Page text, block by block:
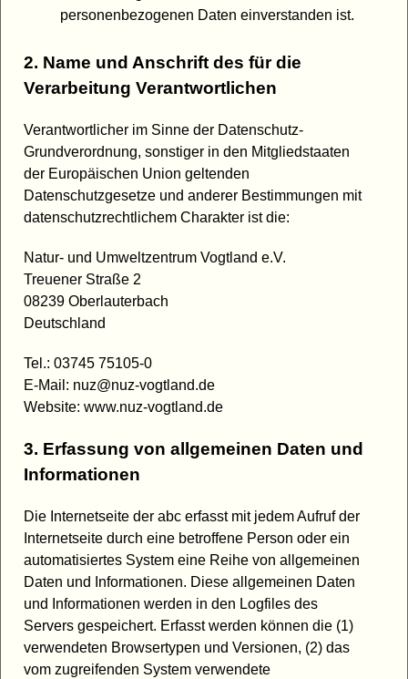
personenbezogenen Daten einverstanden ist.
2. Name und Anschrift des für die
Verarbeitung Verantwortlichen
Verantwortlicher im Sinne der Datenschutz-
Grundverordnung, sonstiger in den Mitgliedstaaten
der Europäischen Union geltenden
Datenschutzgesetze und anderer Bestimmungen mit
datenschutzrechtlichem Charakter ist die:
Natur- und Umweltzentrum Vogtland e.V.
Treuener Straße 2
08239 Oberlauterbach
Deutschland
Tel.: 03745 75105-0
E-Mail: nuz@nuz-vogtland.de
Website: www.nuz-vogtland.de
3. Erfassung von allgemeinen Daten und
Informationen
Die Internetseite der abc erfasst mit jedem Aufruf der
Internetseite durch eine betroffene Person oder ein
automatisiertes System eine Reihe von allgemeinen
Daten und Informationen. Diese allgemeinen Daten
und Informationen werden in den Logfiles des
Servers gespeichert. Erfasst werden können die (1)
verwendeten Browsertypen und Versionen, (2) das
vom zugreifenden System verwendete